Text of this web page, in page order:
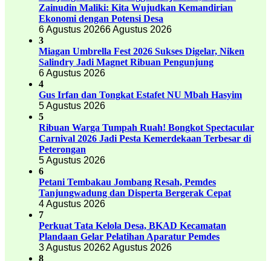
Zainudin Maliki: Kita Wujudkan Kemandirian
Ekonomi dengan Potensi Desa
6 Agustus 20266 Agustus 2026
3
Miagan Umbrella Fest 2026 Sukses Digelar, Niken
Salindry Jadi Magnet Ribuan Pengunjung
6 Agustus 2026
4
Gus Irfan dan Tongkat Estafet NU Mbah Hasyim
5 Agustus 2026
5
Ribuan Warga Tumpah Ruah! Bongkot Spectacular
Carnival 2026 Jadi Pesta Kemerdekaan Terbesar di
Peterongan
5 Agustus 2026
6
Petani Tembakau Jombang Resah, Pemdes
Tanjungwadung dan Disperta Bergerak Cepat
4 Agustus 2026
7
Perkuat Tata Kelola Desa, BKAD Kecamatan
Plandaan Gelar Pelatihan Aparatur Pemdes
3 Agustus 20262 Agustus 2026
8